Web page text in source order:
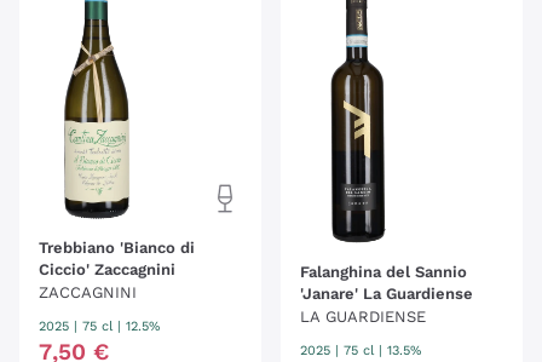
Trebbiano 'Bianco di
Ciccio' Zaccagnini
ZACCAGNINI
2025 75 cl | 12.5%
7,50 €
Falanghina del Sannio
'Janare' La Guardiense
LA GUARDIENSE
2025 75 cl | 13.5%